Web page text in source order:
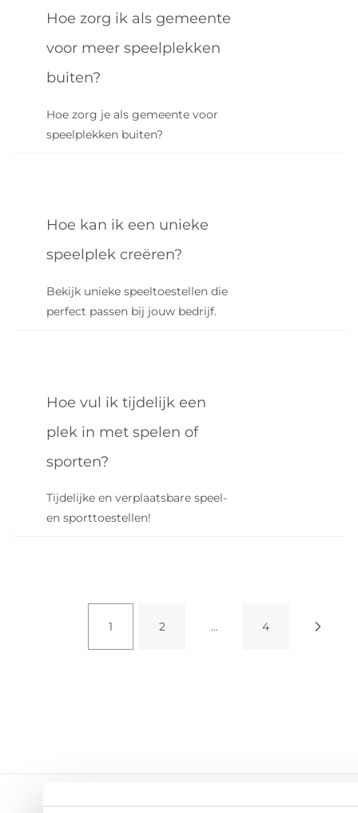
Hoe zorg ik als gemeente
voor meer speelplekken
buiten?
Hoe zorg je als gemeente voor
speelplekken buiten?
Hoe kan ik een unieke
speelplek creëren?
Bekijk unieke speeltoestellen die
perfect passen bij jouw bedrijf.
Hoe vul ik tijdelijk een
plek in met spelen of
sporten?
Tijdelijke en verplaatsbare speel-
en sporttoestellen!
1 2 … 4